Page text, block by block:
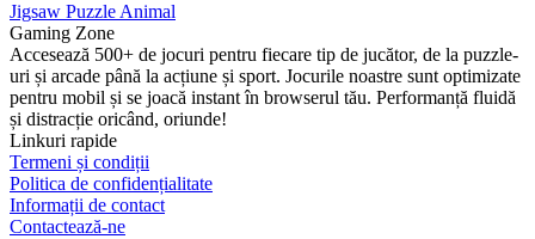
Jigsaw Puzzle Animal
Gaming Zone
Accesează 500+ de jocuri pentru fiecare tip de jucător, de la puzzle-
uri și arcade până la acțiune și sport. Jocurile noastre sunt optimizate
pentru mobil și se joacă instant în browserul tău. Performanță fluidă
și distracție oricând, oriunde!
Linkuri rapide
Termeni și condiții
Politica de confidențialitate
Informații de contact
Contactează-ne